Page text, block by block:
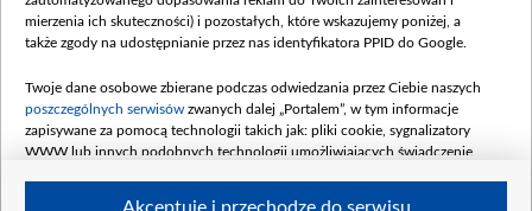
mierzenia ich skuteczności) i pozostałych, które wskazujemy poniżej, a
także zgody na udostępnianie przez nas identyfikatora PPID do Google.
Twoje dane osobowe zbierane podczas odwiedzania przez Ciebie naszych
poszczególnych serwisów zwanych dalej „Portalem”, w tym informacje
zapisywane za pomocą technologii takich jak: pliki cookie, sygnalizatory
WWW lub innych podobnych technologii umożliwiających świadczenie